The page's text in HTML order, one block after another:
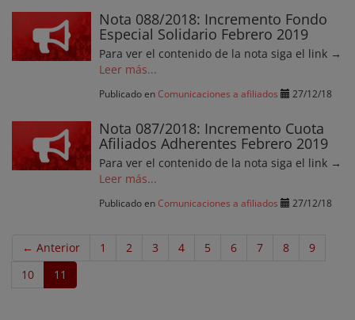
Nota 088/2018: Incremento Fondo
Especial Solidario Febrero 2019
Para ver el contenido de la nota siga el link →
Leer más...
Publicado en Comunicaciones a afiliados 27/12/18
Nota 087/2018: Incremento Cuota
Afiliados Adherentes Febrero 2019
Para ver el contenido de la nota siga el link →
Leer más...
Publicado en Comunicaciones a afiliados 27/12/18
← Anterior 1 2 3 4 5 6 7 8
9
10
11